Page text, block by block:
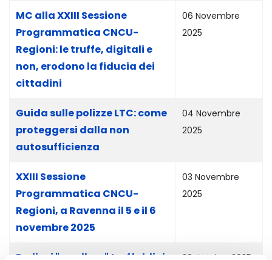
MC alla XXIII Sessione
Programmatica CNCU-
Regioni: le truffe, digitali e
non, erodono la fiducia dei
cittadini
06 Novembre
2025
Guida sulle polizze LTC: come
proteggersi dalla non
autosufficienza
04 Novembre
2025
XXIII Sessione
Programmatica CNCU-
Regioni, a Ravenna il 5 e il 6
novembre 2025
03 Novembre
2025
30 Ottobre 2025